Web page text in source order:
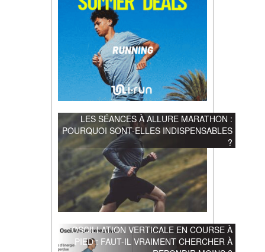
LES SÉANCES À ALLURE MARATHON :
POURQUOI SONT-ELLES INDISPENSABLES
?
OSCILLATION VERTICALE EN COURSE À
PIED : FAUT-IL VRAIMENT CHERCHER À